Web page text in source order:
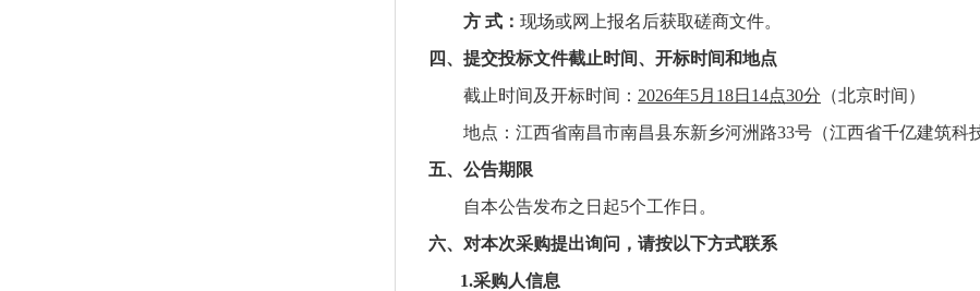
方 式： 现场或网上报名后获取磋商文件。
四、提交投标文件截止时间、开标时间和地点
截止时间 及开标时间 ： 2026年5月 18日 14点30分 （北京时间）
地点： 江西省南昌市南昌县东新乡河洲路33号（江西省千亿建筑科
五、 公告期限
自本公告发布之日起5个工作日。
六、对本次采购提出询问，请按以下方式联系
1.采购人信息